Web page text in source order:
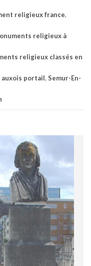
religieux france,
religieux à
religieux classés en
portail, Semur-En-